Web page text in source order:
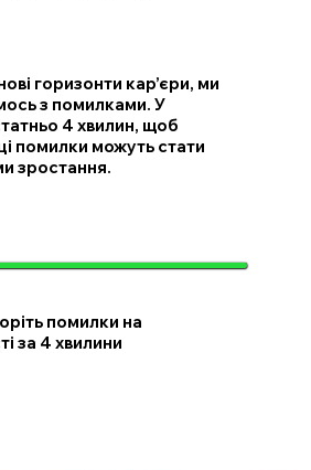
горизонти кар’єри, ми
з помилками. У
4 хвилин, щоб
помилки можуть стати
зростання.
помилки на
за 4 хвилини